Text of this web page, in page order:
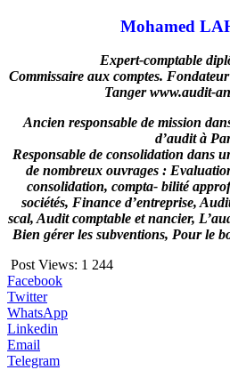
Mohamed
Expert-comptable
Commissaire aux comptes.
Tanger www.audit-
Ancien responsable de mission
d’audit à
Responsable de consolidation dans
de nombreux ouvrages :
consolidation, compta- bilité
sociétés, Finance d’entreprise,
scal, Audit comptable et nancier,
Bien gérer les subventions, Pour le
Post Views: 1 244
Facebook
Twitter
WhatsApp
Linkedin
Email
Telegram